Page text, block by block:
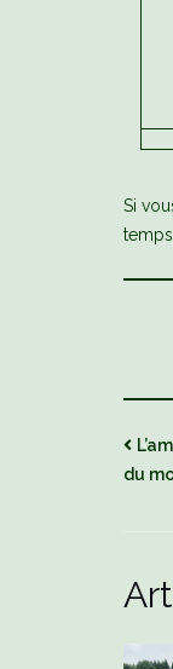
Si
du